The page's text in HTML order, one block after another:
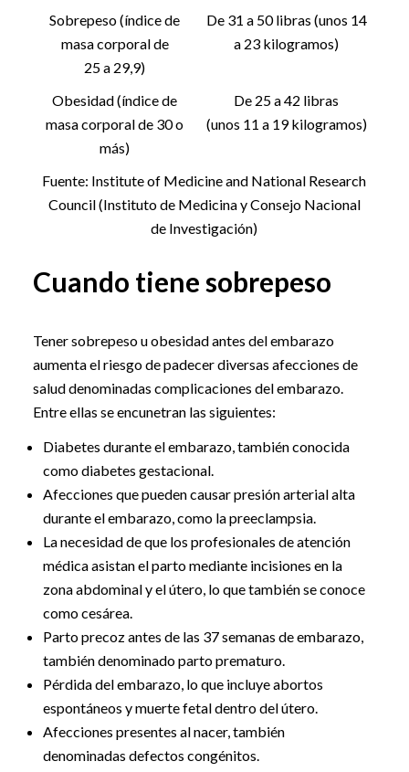
Sobrepeso (índice de
masa corporal de
25 a 29,9)
De 31 a 50 libras (unos 14
a 23 kilogramos)
Obesidad (índice de
masa corporal de 30 o
más)
De 25 a 42 libras
(unos 11 a 19 kilogramos)
Fuente: Institute of Medicine and National Research
Council (Instituto de Medicina y Consejo Nacional
de Investigación)
Cuando tiene sobrepeso
Tener sobrepeso u obesidad antes del embarazo
aumenta el riesgo de padecer diversas afecciones de
salud denominadas complicaciones del embarazo.
Entre ellas se encunetran las siguientes:
Diabetes durante el embarazo, también conocida
como diabetes gestacional.
Afecciones que pueden causar presión arterial alta
durante el embarazo, como la preeclampsia.
La necesidad de que los profesionales de atención
médica asistan el parto mediante incisiones en la
zona abdominal y el útero, lo que también se conoce
como cesárea.
Parto precoz antes de las 37 semanas de embarazo,
también denominado parto prematuro.
Pérdida del embarazo, lo que incluye abortos
espontáneos y muerte fetal dentro del útero.
Afecciones presentes al nacer, también
denominadas defectos congénitos.